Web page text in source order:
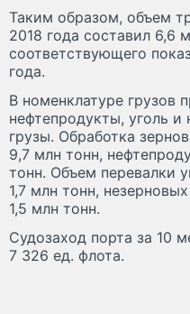
Таким образом, объем
2018 года составил 6,6
соответствующего
года.
В номенклатуре грузов
нефтепродукты, уголь и
грузы. Обработка
9,7 млн тонн,
тонн. Объем перевалки
1,7 млн тонн,
1,5 млн тонн.
Судозаход порта за 10
7 326 ед. флота.